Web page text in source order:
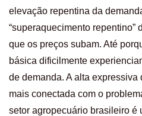
elevação repentina da
“superaquecimento repentino”
que os preços subam. Até
básica dificilmente
de demanda. A alta
mais conectada com o
setor agropecuário brasileiro é